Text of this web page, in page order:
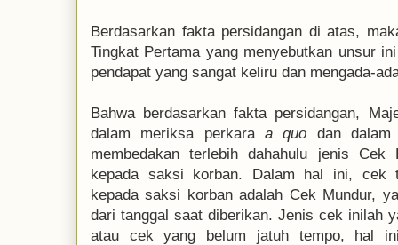
Berdasarkan fakta persidangan di atas,
Tingkat Pertama yang menyebutkan unsur
pendapat yang sangat keliru dan mengada-
Bahwa berdasarkan fakta persidangan,
dalam meriksa perkara a quo dan dalam
membedakan terlebih dahahulu jenis Cek
kepada saksi korban. Dalam hal ini, cek
kepada saksi korban adalah Cek Mundur,
dari tanggal saat diberikan. Jenis cek inilah
atau cek yang belum jatuh tempo, hal